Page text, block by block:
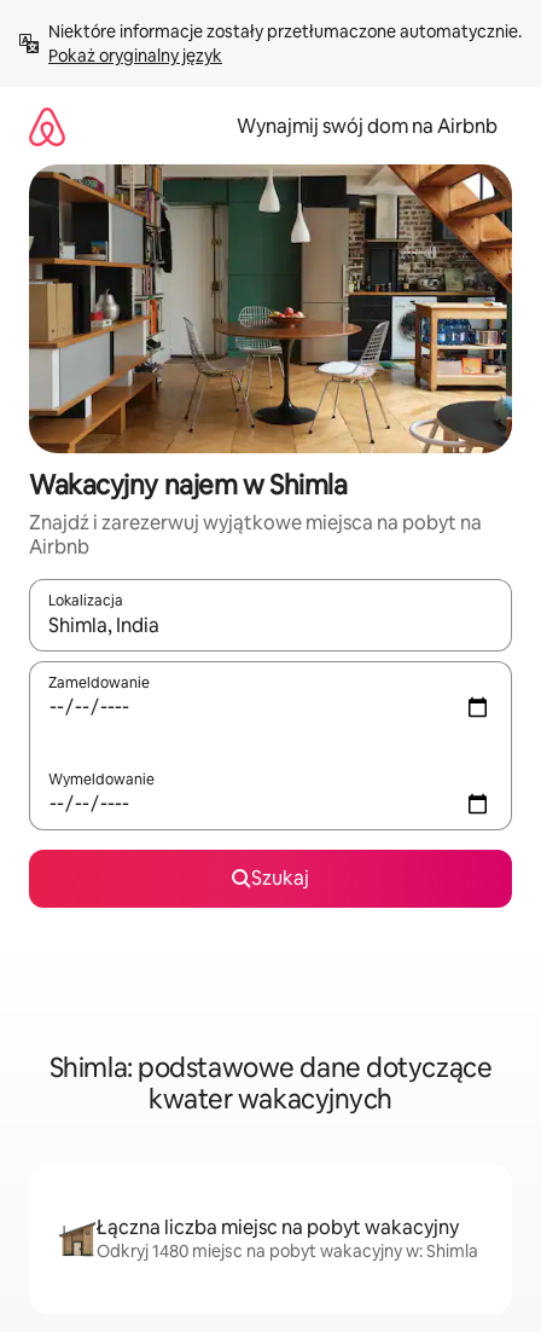
treści Pokaż oryginalny język
Wynajmij swój dom na Airbnb
Wakacyjny najem w Shimla
Znajdź i zarezerwuj wyjątkowe miejsca na pobyt na
Airbnb
Lokalizacja
Gdy wyniki będą dostępne, możesz poruszać się po nich za
Zameldowanie
Wymeldowanie
Szukaj
Shimla: podstawowe dane dotyczące
kwater wakacyjnych
Łączna liczba miejsc na pobyt wakacyjny
Odkryj 1480 miejsc na pobyt wakacyjny w: Shimla